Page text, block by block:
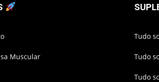
Muscular
Tudo
Tudo
Tudo